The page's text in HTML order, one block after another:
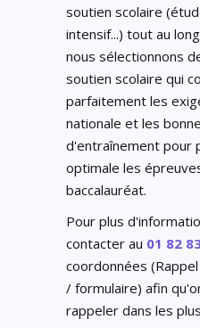
soutien scolaire
intensif...) tout au
nous sélectionnons
soutien scolaire qui
parfaitement les
nationale et les
d'entraînement pour
optimale les
baccalauréat.
Pour plus
contacter au 01 82
coordonnées
/ formulaire) afin
rappeler dans les